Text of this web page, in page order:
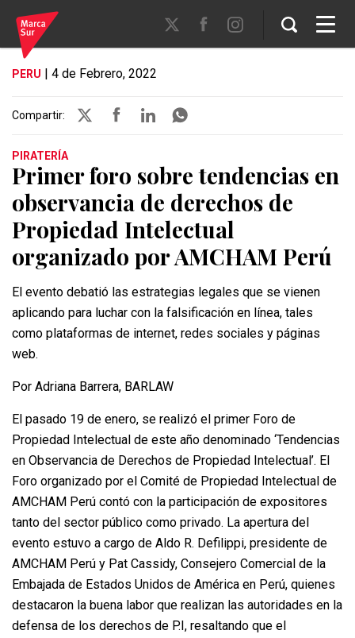
PERU | 4 de Febrero, 2022
Compartir:
PIRATERÍA
Primer foro sobre tendencias en
observancia de derechos de
Propiedad Intelectual
organizado por AMCHAM Perú
El evento debatió las estrategias legales que se vienen
aplicando para luchar con la falsificación en línea, tales
como plataformas de internet, redes sociales y páginas
web.
Por Adriana Barrera, BARLAW
El pasado 19 de enero, se realizó el primer Foro de
Propiedad Intelectual de este año denominado ‘Tendencias
en Observancia de Derechos de Propiedad Intelectual’. El
Foro organizado por el Comité de Propiedad Intelectual de
AMCHAM Perú contó con la participación de expositores
tanto del sector público como privado. La apertura del
evento estuvo a cargo de Aldo R. Defilippi, presidente de
AMCHAM Perú y Pat Cassidy, Consejero Comercial de la
Embajada de Estados Unidos de América en Perú, quienes
destacaron la buena labor que realizan las autoridades en la
defensa de los derechos de P.I, resaltando que el